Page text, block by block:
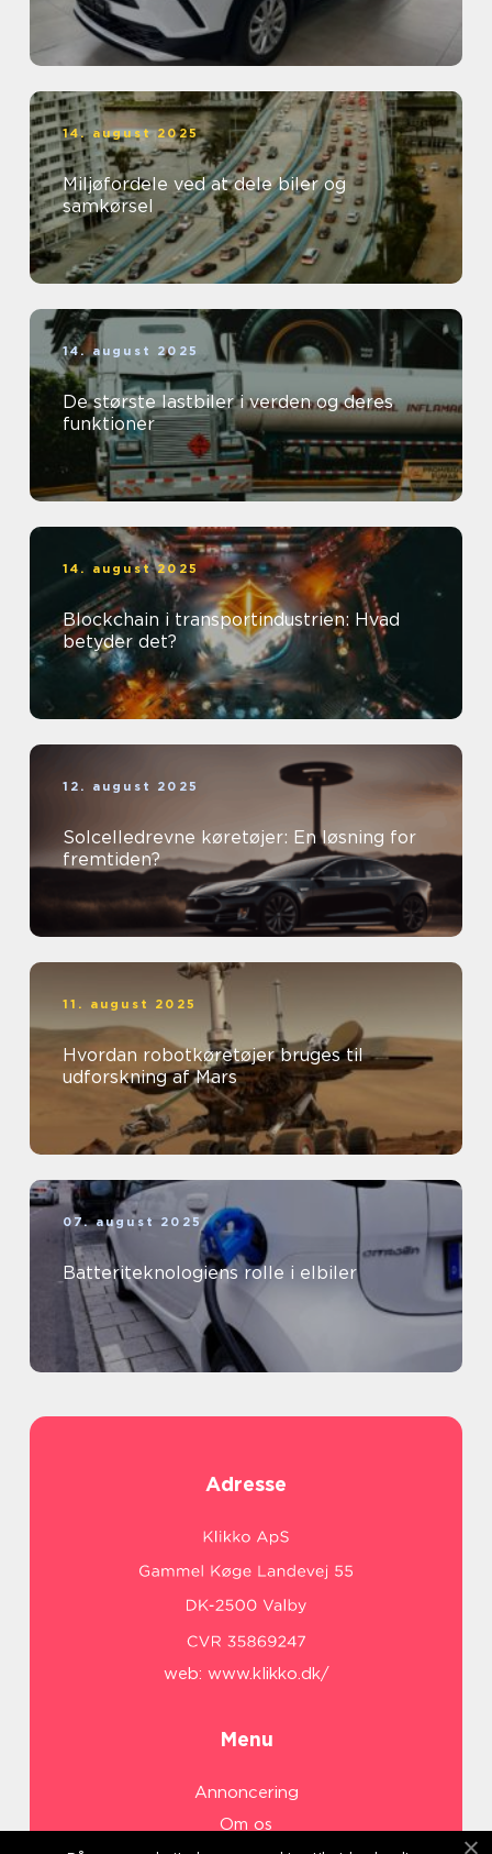
14. august 2025
Miljøfordele ved at dele biler og
samkørsel
14. august 2025
De største lastbiler i verden og deres
funktioner
14. august 2025
Blockchain i transportindustrien: Hvad
betyder det?
12. august 2025
Solcelledrevne køretøjer: En løsning for
fremtiden?
11. august 2025
Hvordan robotkøretøjer bruges til
udforskning af Mars
07. august 2025
Batteriteknologiens rolle i elbiler
Adresse
web: www.klikko.dk/
Menu
Annoncering
Om os